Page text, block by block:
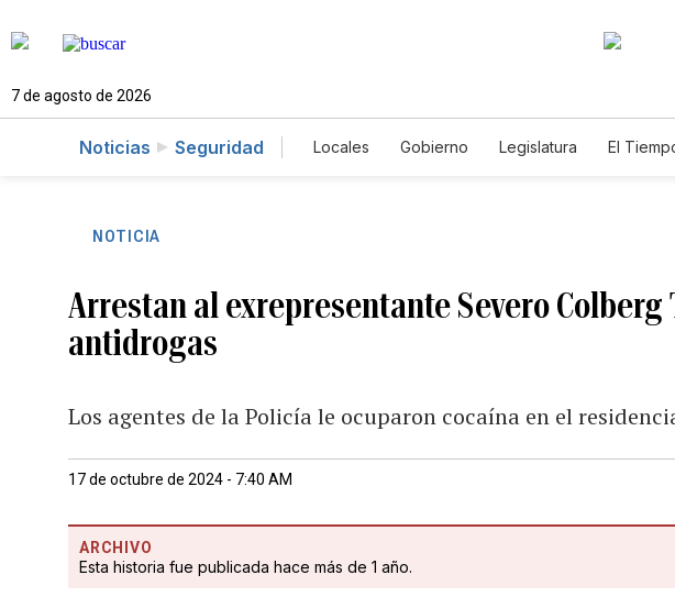
7 de agosto de 2026
Noticias Seguridad Locales Gobierno Legislatura El
NOTICIA
Arrestan al exrepresentante Severo
antidrogas
Los agentes de la Policía le ocuparon cocaína en el
17 de octubre de 2024 - 7:40 AM
ARCHIVO
Esta historia fue publicada hace más de 1 año.